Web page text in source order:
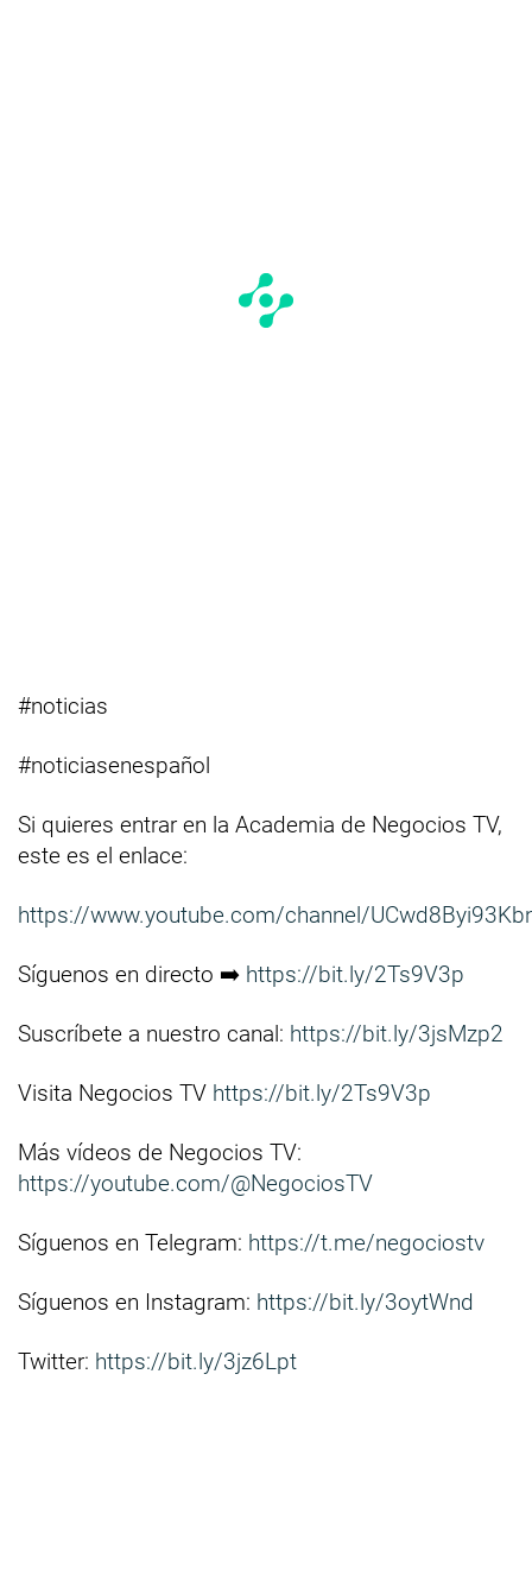
#noticias
#noticiasenespañol
Si quieres entrar en la Academia de Negocios TV,
este es el enlace:
https://www.youtube.com/channel/
Síguenos en directo ➡️ https://bit.ly/2Ts9V3p
Suscríbete a nuestro canal: https://bit.ly/3jsMzp2
Visita Negocios TV https://bit.ly/2Ts9V3p
Más vídeos de Negocios TV:
https://youtube.com/@NegociosTV
Síguenos en Telegram: https://t.me/negociostv
Síguenos en Instagram: https://bit.ly/3oytWnd
Twitter: https://bit.ly/3jz6Lpt